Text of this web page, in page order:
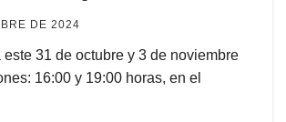
DE 2024
este 31 de octubre y 3 de noviembre
16:00 y 19:00 horas, en el